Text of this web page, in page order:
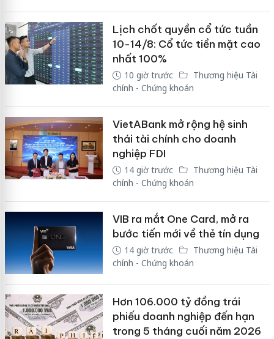
Lịch chốt quyền cổ tức tuần
10-14/8: Cổ tức tiền mặt cao
nhất 100%
10 giờ trước
Thương hiệu Tài
chính - Chứng khoán
VietABank mở rộng hệ sinh
thái tài chính cho doanh
nghiệp FDI
14 giờ trước
Thương hiệu Tài
chính - Chứng khoán
VIB ra mắt One Card, mở ra
bước tiến mới về thẻ tín dụng
14 giờ trước
Thương hiệu Tài
chính - Chứng khoán
Hơn 106.000 tỷ đồng trái
phiếu doanh nghiệp đến hạn
trong 5 tháng cuối năm 2026